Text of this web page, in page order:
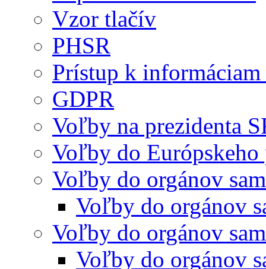
Vzor tlačív
PHSR
Prístup k
GDPR
Voľby na prezidenta
Voľby do Európskeho
Voľby do orgánov
Voľby do orgánov
Voľby do orgánov
Voľby do orgánov